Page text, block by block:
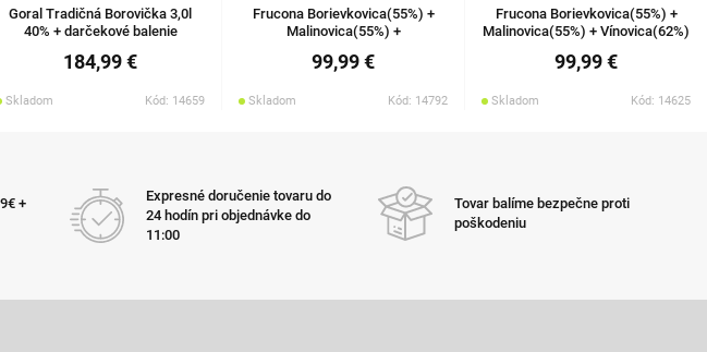
Goral Tradičná Borovička 3,0l
40% + darčekové balenie
184,99 €
Skladom Kód: 14659
Frucona Borievkovica(55%) +
Malinovica(55%) +
99,99 €
Skladom Kód: 14792
Frucona Borievkovica(55%) +
Malinovica(55%) + Vínovica(62%)
99,99 €
Skladom Kód: 14625
+
Expresné doručenie tovaru do
24 hodín pri objednávke do
11:00
Tovar balíme bezpečne proti
poškodeniu